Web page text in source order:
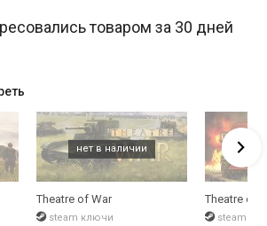
товаром за 30 дней
Theatre of War
steam ключи
Theatre of
steam